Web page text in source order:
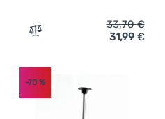
Zum Vergleich
33,70€
31,99 €
-70 %